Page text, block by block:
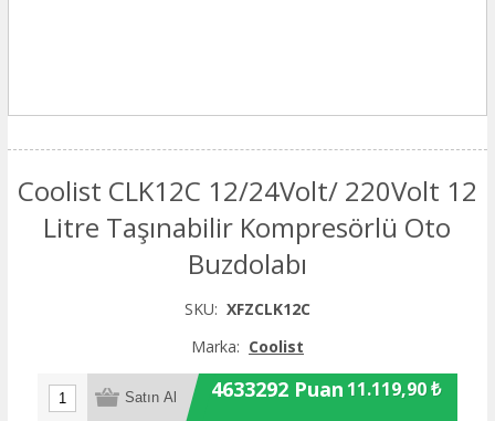
Coolist CLK12C 12/24Volt/ 220Volt 12
Litre Taşınabilir Kompresörlü Oto
Buzdolabı
SKU: XFZCLK12C
Marka: Coolist
4633292 Puan 11.119,90 ₺